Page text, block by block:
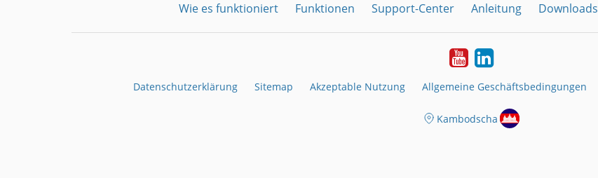
Wie es funktioniert Funktionen Support-Center Anleitung Downloads
YouTubeLinkedIn
Datenschutzerklärung Sitemap Akzeptable Nutzung Allgemeine Geschäftsbedingungen
Kambodscha